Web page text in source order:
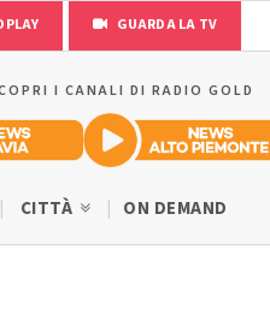
GUARDA LA TV
I CANALI DI RADIO GOLD
CITTÀ ON DEMAND